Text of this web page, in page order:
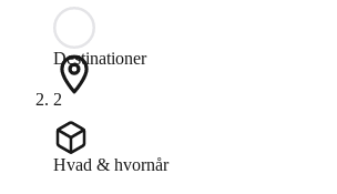
Destinationer
2
Hvad & hvornår